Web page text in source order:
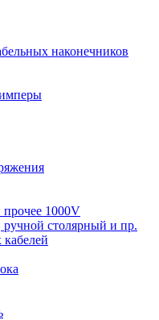
наконечников
1000V
столярный и пр.